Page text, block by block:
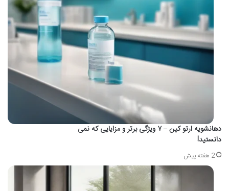
دهانشویه ارتو کین – ۷ ویژگی برتر و مزایایی که نمی
دانستید!
2 هفته پیش